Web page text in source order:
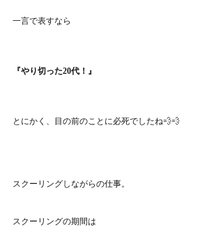
一言で表すなら
『やり切った20代！』
とにかく、目の前のことに必死でしたね💨💨
スクーリングしながらの仕事。
スクーリングの期間は